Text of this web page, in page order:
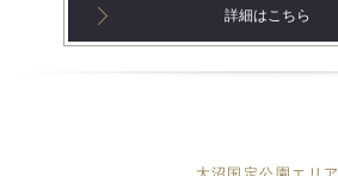
詳細はこちら